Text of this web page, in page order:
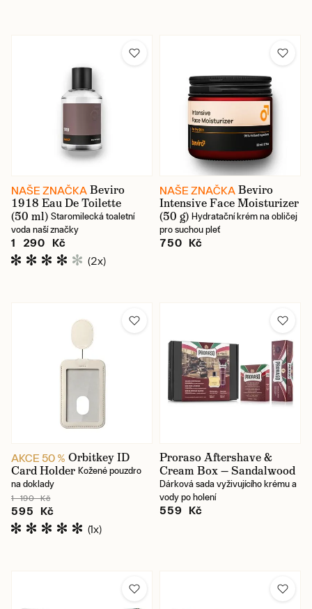
NAŠE ZNAČKA Beviro
1918 Eau De Toilette
(50 ml) Staromilecká toaletní
voda naší značky
1 290 Kč
(2x)
NAŠE ZNAČKA Beviro
Intensive Face Moisturizer
(50 g) Hydratační krém na obličej
pro suchou pleť
750 Kč
AKCE 50 % Orbitkey ID
Card Holder Kožené pouzdro
na doklady
1 190 Kč
595 Kč
(1x)
Proraso Aftershave &
Cream Box — Sandalwood
Dárková sada vyživujícího krému a
vody po holení
559 Kč